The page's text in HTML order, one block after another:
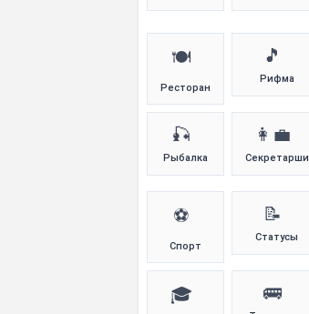
🍽️
Ресторан
🎵
Рифма
🎣
Рыбалка
👩‍💼
Секретарши
⚽
Спорт
📝
Статусы
🎓 🚌